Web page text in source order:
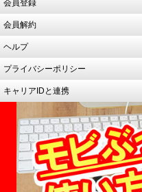
会員登録
会員解約
ヘルプ
プライバシーポリシー
キャリアIDと連携